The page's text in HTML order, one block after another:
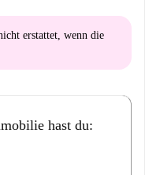
erstattet, wenn die
hast du: